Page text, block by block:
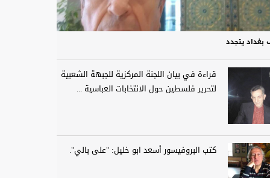
بغداد يتجدد
قراءة في بيان اللجنة المركزية للجبهة الشعبية
لتحرير فلسطين حول الانتخابات العباسية ...
كتب البروفيسور أسعد ابو خليل: "على بالي".